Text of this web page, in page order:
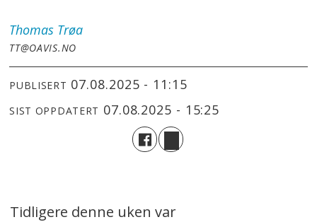
Thomas Trøa
TT@OAVIS.NO
PUBLISERT 07.08.2025 - 11:15
SIST OPPDATERT 07.08.2025 - 15:25
Tidligere denne uken var